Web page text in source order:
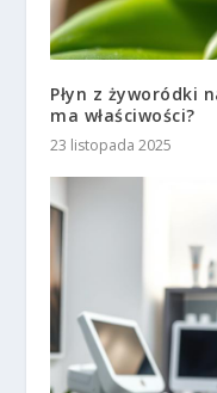
Płyn z żyworódki
ma właściwości?
23 listopada 2025